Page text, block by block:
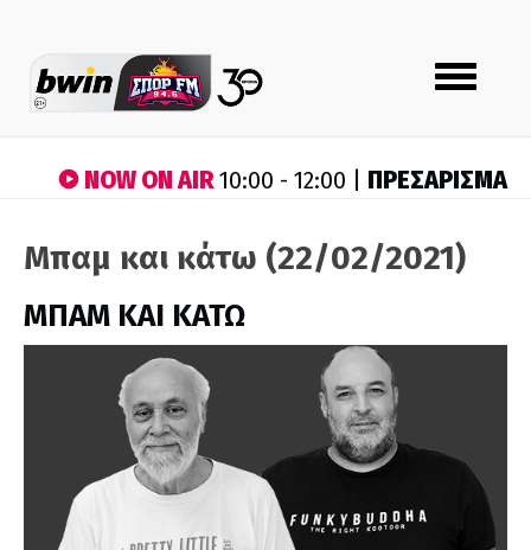
Toggle
navigation
NOW ON AIR10:00 - 12:00 | ΠΡΕΣΑΡΙΣΜΑ
Μπαμ και κάτω (22/02/2021)
ΜΠΑΜ ΚΑΙ ΚΑΤΩ